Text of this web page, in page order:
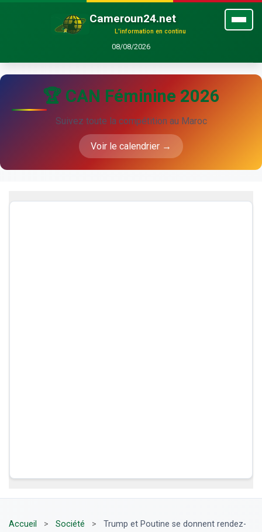
Cameroun24.net
L'information en continu
08/08/2026
🏆 CAN Féminine 2026
Suivez toute la compétition au Maroc
Voir le calendrier →
Accueil > Société >
Trump et Poutine se donnent rendez-